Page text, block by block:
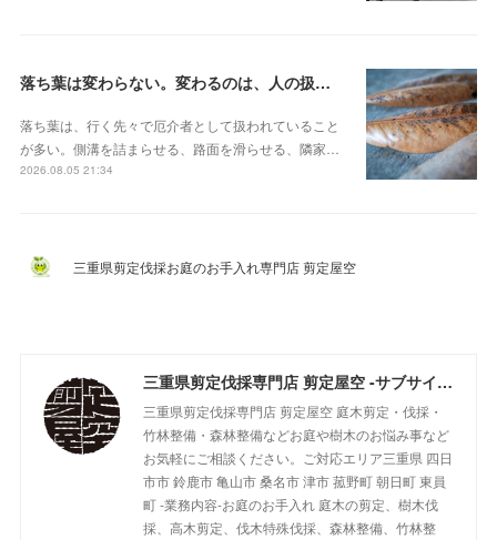
落ち葉は変わらない。変わるのは、人の扱いのほう
落ち葉は、行く先々で厄介者として扱われていること
が多い。側溝を詰まらせる、路面を滑らせる、隣家…
2026.08.05 21:34
三重県剪定伐採お庭のお手入れ専門店 剪定屋空
三重県剪定伐採専門店 剪定屋空 -サブサイト-
三重県剪定伐採専門店 剪定屋空 庭木剪定・伐採・
竹林整備・森林整備などお庭や樹木のお悩み事など
お気軽にご相談ください。ご対応エリア三重県 四日
市市 鈴鹿市 亀山市 桑名市 津市 菰野町 朝日町 東員
町 -業務内容-お庭のお手入れ 庭木の剪定、樹木伐
採、高木剪定、伐木特殊伐採、森林整備、竹林整